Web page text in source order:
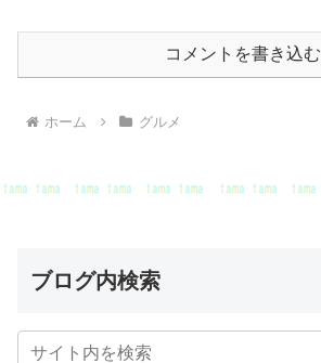
コメントを書き込む
ホーム グルメ
ブログ内検索